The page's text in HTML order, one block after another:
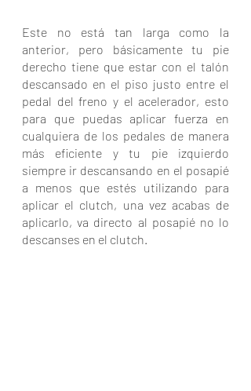
Este no está tan larga como la
anterior, pero básicamente tu pie
derecho tiene que estar con el talón
descansado en el piso justo entre el
pedal del freno y el acelerador, esto
para que puedas aplicar fuerza en
cualquiera de los pedales de manera
más eficiente y tu pie izquierdo
siempre ir descansando en el posapié
a menos que estés utilizando para
aplicar el clutch, una vez acabas de
aplicarlo, va directo al posapié no lo
descanses en el clutch.